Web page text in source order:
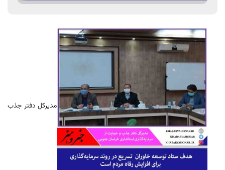
مدیرکل دفتر جذب